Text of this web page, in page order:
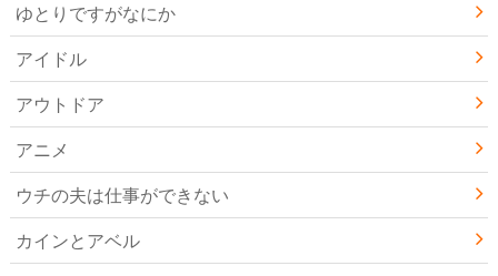
ゆとりですがなにか
アイドル
アウトドア
アニメ
ウチの夫は仕事ができない
カインとアベル